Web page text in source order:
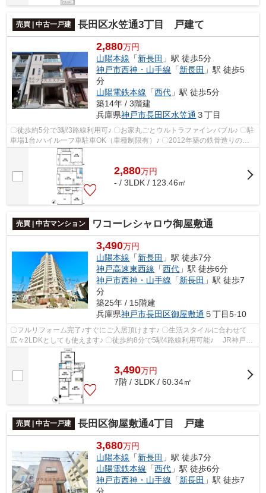
売買 | 中古一戸建 長田区水笠通3丁目 戸建て
2,880万円
山陽本線 「新長田 」駅 徒歩5分
神戸市西神・山手線 「新長田 」駅 徒歩5
分
山陽電鉄本線 「西代 」駅 徒歩5分
築14年 / 3階建
兵庫県神戸市長田区水笠通 ３丁目
〇徒歩約5分で3駅3路線利用可♪ 〇お家丸ごとウルトラファインバブル♪ 〇駐
車場1台♪ハイルーフ車駐車OK（車種制限有）♪ 〇2012年築の鉄骨造りのお
家♪ 〇スーパーまで徒歩約3分♪コンビニ...
2,880万円
- / 3LDK / 123.46㎡
売買 | 中古マンション ワコーレシャロウ御屋敷通
3,490万円
山陽本線 「新長田 」駅 徒歩7分
神戸高速東西線 「西代 」駅 徒歩6分
神戸市西神・山手線 「新長田 」駅 徒歩7
分
築25年 / 15階建
兵庫県神戸市長田区御屋敷通 ５丁目5-10
〇フルリフォーム完了♪すぐにご入居頂けます♪ 〇生活スタイルに合わせて
広々2LDKとしても使えます♪ 〇徒歩約8分で5駅4路線利用可能♪ JR神戸線
「新長田駅」徒歩約7分 神戸高速鉄道...
3,490万円
7階 / 3LDK / 60.34㎡
売買 | 中古一戸建 長田区御屋敷通4丁目 戸建
3,680万円
山陽本線 「新長田 」駅 徒歩7分
山陽電鉄本線 「西代 」駅 徒歩6分
神戸市西神・山手線 「新長田 」駅 徒歩7